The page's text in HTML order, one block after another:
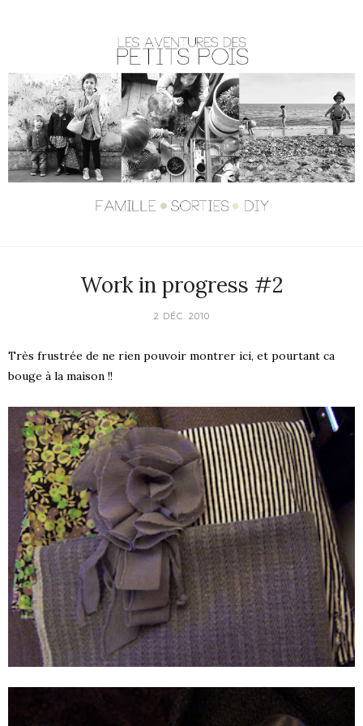
Work in progress #2
2 DÉC. 2010
Très frustrée de ne rien pouvoir montrer ici, et pourtant ca
bouge à la maison !!